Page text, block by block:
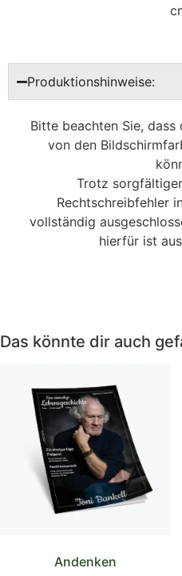
Produktionshinweise:
Bitte beachten Sie,
von den
Trotz
Rechtschreibfehler
vollständig
hierfür ist
Das könnte dir auch
Andenken